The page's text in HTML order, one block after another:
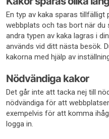
En typ av kaka sparas tillfälligt
webbplats och tas bort när du
andra typen av kaka lagras i
används vid ditt nästa besök.
kakorna med hjälp av
Nödvändiga kakor
Det går inte att tacka nej till
nödvändiga för att
exempelvis för att komma
logga in.